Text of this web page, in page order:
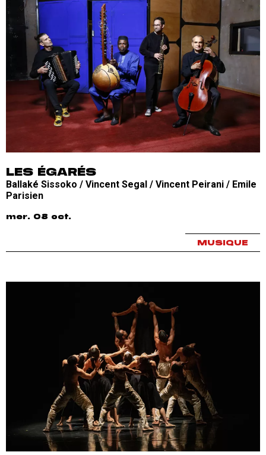
LES ÉGARÉS
Ballaké Sissoko / Vincent Segal / Vincent Peirani / Emile
Parisien
MUSIQUE
mer. 08 oct.